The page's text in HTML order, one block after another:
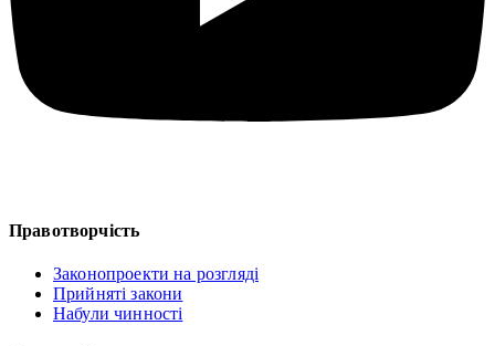
Правотворчість
Законопроекти на розгляді
Прийняті закони
Набули чинності